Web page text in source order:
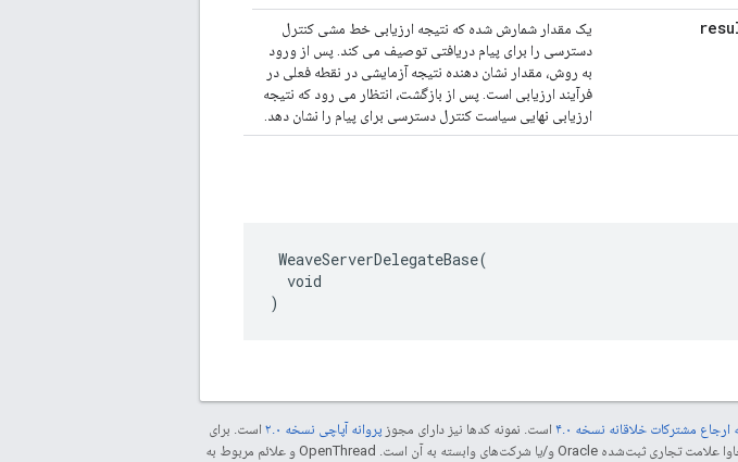
یک مقدار شمارش شده که نتیجه ارزیابی خط مشی کنترل
دسترسی را برای پیام دریافتی توصیف می کند. پس از ورود
به روش، مقدار نشان دهنده نتیجه آزمایشی در نقطه فعلی در
فرآیند ارزیابی است. پس از بازگشت، انتظار می رود که نتیجه
ارزیابی نهایی سیاست کنترل دسترسی برای پیام را نشان دهد.
WeaveServerDelegateBase(
  void
)
ارجاع مشترکات خلاقانه نسخه ۴.۰ است. نمونه کدها نیز دارای مجوز پروانه آپاچی نسخه ۲.۰
است. برای
مراجعه کنید. جاوا علامت تجاری ثبت‌شده Oracle و/یا شرکت‌های وابسته به آن است. ‫OpenThread و علائم مربوط به